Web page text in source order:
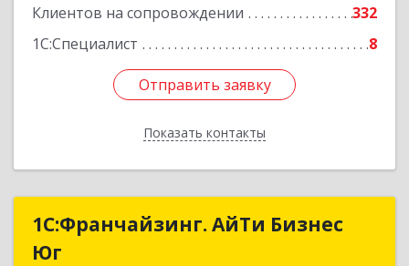
Клиентов на сопровождении
332
1С:Специалист
8
Отправить заявку
Показать контакты
Подробнее
Отправить заявку
Назад
1С:Франчайзинг. АйТи Бизнес
Юг
1С:Франчайзинг. АйТи Бизнес